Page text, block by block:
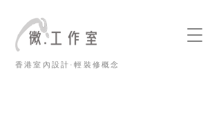
香港室內設計·輕裝修概念